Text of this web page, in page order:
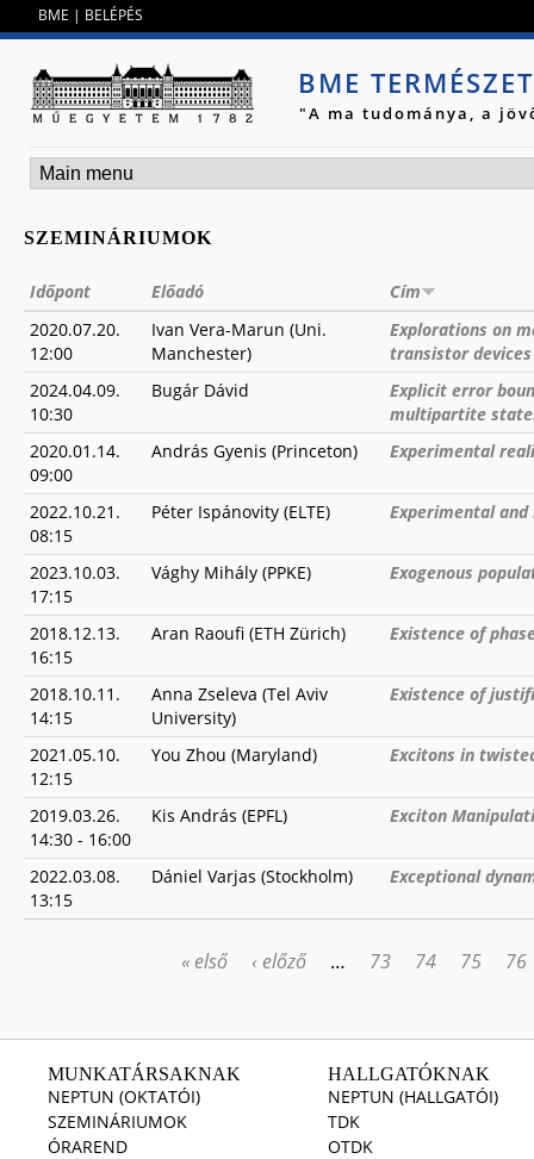
BME | BELÉPÉS
BME
"A ma tudománya, a
SZEMINÁRIUMOK
Időpont Előadó
Cím
2020.07.20.
12:00
Ivan Vera-Marun (Uni.
Manchester)
Explorations on
transistor devices
2024.04.09.
10:30
Bugár Dávid
Explicit error
multipartite
2020.01.14.
09:00
András Gyenis (Princeton) Experimental
2022.10.21.
08:15
Péter Ispánovity (ELTE) Experimental
2023.10.03.
17:15
Vághy Mihály (PPKE) Exogenous
2018.12.13.
16:15
Aran Raoufi (ETH Zürich) Existence of
2018.10.11.
14:15
Anna Zseleva (Tel Aviv
University)
Existence of
2021.05.10.
12:15
You Zhou (Maryland) Excitons in
2019.03.26.
14:30 - 16:00
Kis András (EPFL) Exciton
2022.03.08.
13:15
Dániel Varjas (Stockholm) Exceptional
« első ‹ előző … 73 74 75 76
MUNKATÁRSAKNAK
NEPTUN (OKTATÓI)
SZEMINÁRIUMOK
ÓRAREND
HALLGATÓKNAK
NEPTUN (HALLGATÓI)
TDK
OTDK